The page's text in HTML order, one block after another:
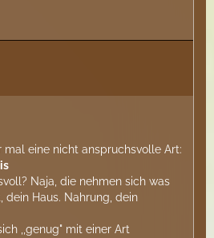
mal eine nicht anspruchsvolle Art:
Naja, die nehmen sich was
dein Haus. Nahrung, dein
,,genug" mit einer Art